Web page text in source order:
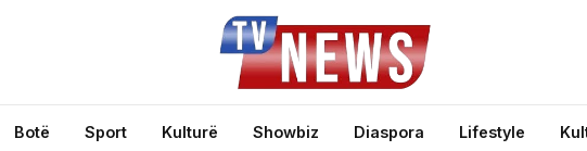
Botë Sport Kulturë Showbiz Diaspora Lifestyle